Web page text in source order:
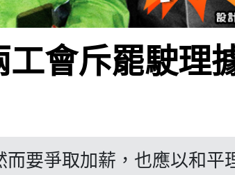
會斥罷駛理
要爭取加薪，也應以和平